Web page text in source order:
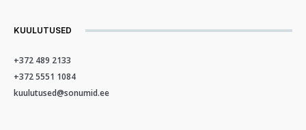
KUULUTUSED
+372 489 2133
+372 5551 1084
kuulutused@sonumid.ee